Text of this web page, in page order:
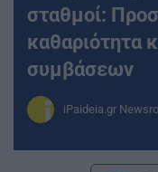
σταθμοί:
καθαριότητα
συμβάσεων
iPaideia.gr